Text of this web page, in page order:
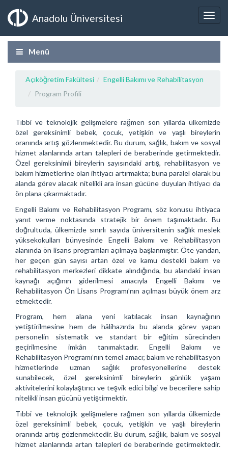
Anadolu Üniversitesi
Menü
Açıköğretim Fakültesi
Engelli Bakımı ve Rehabilitasyon
Program Profili
Tıbbi ve teknolojik gelişmelere rağmen son yıllarda ülkemizde
özel gereksinimli bebek, çocuk, yetişkin ve yaşlı bireylerin
oranında artış gözlenmektedir. Bu durum, sağlık, bakım ve sosyal
hizmet alanlarında artan talepleri de beraberinde getirmektedir.
Özel gereksinimli bireylerin sayısındaki artış, rehabilitasyon ve
bakım hizmetlerine olan ihtiyacı artırmakta; buna paralel olarak bu
alanda görev alacak nitelikli ara insan gücüne duyulan ihtiyacı da
ön plana çıkarmaktadır.
Engelli Bakımı ve Rehabilitasyon Programı, söz konusu ihtiyaca
yanıt verme noktasında stratejik bir önem taşımaktadır. Bu
doğrultuda, ülkemizde sınırlı sayıda üniversitenin sağlık meslek
yüksekokulları bünyesinde Engelli Bakımı ve Rehabilitasyon
alanında ön lisans programları açılmaya başlanmıştır. Öte yandan,
her geçen gün sayısı artan özel ve kamu destekli bakım ve
rehabilitasyon merkezleri dikkate alındığında, bu alandaki insan
kaynağı açığının giderilmesi amacıyla Engelli Bakımı ve
Rehabilitasyon Ön Lisans Programı’nın açılması büyük önem arz
etmektedir.
Program, hem alana yeni katılacak insan kaynağının
yetiştirilmesine hem de hâlihazırda bu alanda görev yapan
personelin sistematik ve standart bir eğitim sürecinden
geçirilmesine imkân tanımaktadır. Engelli Bakımı ve
Rehabilitasyon Programı’nın temel amacı; bakım ve rehabilitasyon
hizmetlerinde uzman sağlık profesyonellerine destek
sunabilecek, özel gereksinimli bireylerin günlük yaşam
aktivitelerini kolaylaştırıcı ve teşvik edici bilgi ve becerilere sahip
nitelikli insan gücünü yetiştirmektir.
Tıbbi ve teknolojik gelişmelere rağmen son yıllarda ülkemizde
özel gereksinimli bebek, çocuk, yetişkin ve yaşlı bireylerin
oranında artış gözlenmektedir. Bu durum, sağlık, bakım ve sosyal
hizmet alanlarında artan talepleri de beraberinde getirmektedir.